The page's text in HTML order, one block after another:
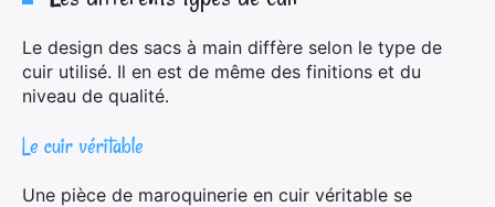
Le design des sacs à main diffère selon le type de
cuir utilisé. Il en est de même des finitions et du
niveau de qualité.
Le cuir véritable
Une pièce de maroquinerie en cuir véritable se